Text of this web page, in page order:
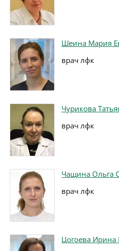
Шеина Мария
врач лфк
Чурикова
врач лфк
Чащина Ольга
врач лфк
Цогоева Ирина